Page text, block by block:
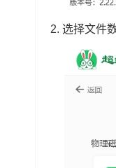
2. 选择文件